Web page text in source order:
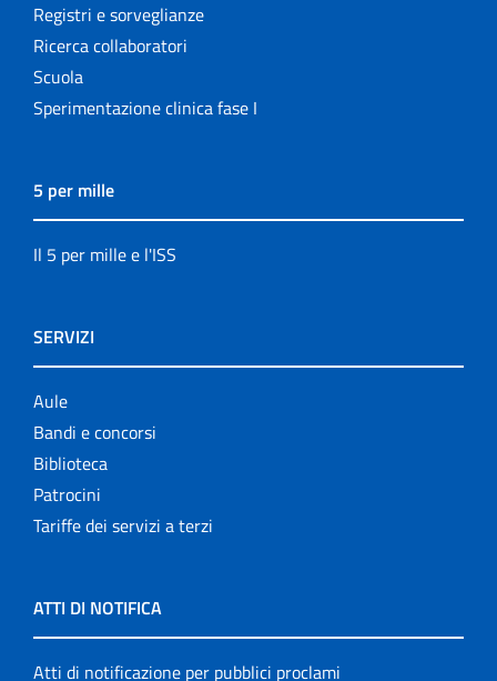
Registri e sorveglianze
Ricerca collaboratori
Scuola
Sperimentazione clinica fase I
5 per mille
Il 5 per mille e l'ISS
SERVIZI
Aule
Bandi e concorsi
Biblioteca
Patrocini
Tariffe dei servizi a terzi
ATTI DI NOTIFICA
Atti di notificazione per pubblici proclami